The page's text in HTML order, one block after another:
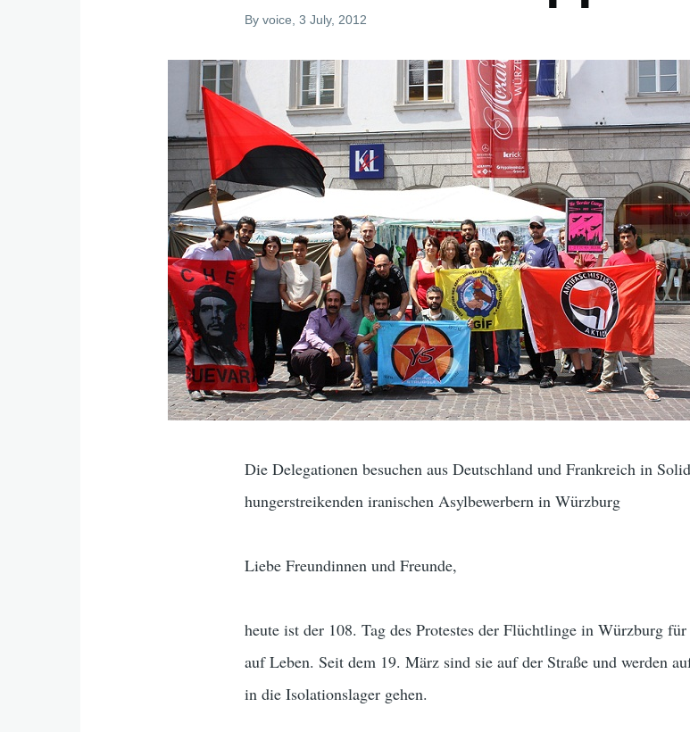
Byvoice , 3 July, 2012
Die Delegationen besuchen aus Deutschland und Frankreich in
hungerstreikenden iranischen Asylbewerbern in Würzburg
Liebe Freundinnen und Freunde,
heute ist der 108. Tag des Protestes der Flüchtlinge in Würzburg
auf Leben. Seit dem 19. März sind sie auf der Straße und werden
in die Isolationslager gehen.